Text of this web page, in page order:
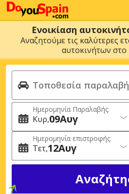
Ενοικίαση
Αναζητούμε τις καλύτερες
αυτοκινήτων στο
Ημερομηνία Παραλαβής:
Κυρ 09Αυγ
Ημερομηνία επιστροφής:
Τετ 12Αυγ